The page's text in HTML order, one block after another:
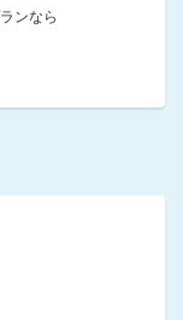
ンなら